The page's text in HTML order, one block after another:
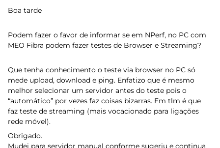
Boa tarde
Podem fazer o favor de informar se em NPerf, no PC com
MEO Fibra podem fazer testes de Browser e Streaming?
Que tenha conhecimento o teste via browser no PC só
mede upload, download e ping. Enfatizo que é mesmo
melhor selecionar um servidor antes do teste pois o
“automático” por vezes faz coisas bizarras. Em tlm é que
faz teste de streaming (mais vocacionado para ligações
rede móvel).
Obrigado.
Mudei para servidor manual conforme sugeriu e continua